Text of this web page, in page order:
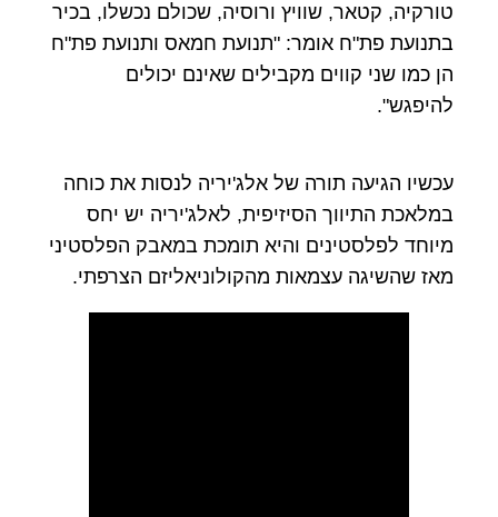
טורקיה, קטאר, שוויץ ורוסיה, שכולם נכשלו, בכיר
בתנועת פת"ח אומר: "תנועת חמאס ותנועת פת"ח
הן כמו שני קווים מקבילים שאינם יכולים
להיפגש".
עכשיו הגיעה תורה של אלג'יריה לנסות את כוחה
במלאכת התיווך הסיזיפית, לאלג'יריה יש יחס
מיוחד לפלסטינים והיא תומכת במאבק הפלסטיני
מאז שהשיגה עצמאות מהקולוניאליזם הצרפתי.